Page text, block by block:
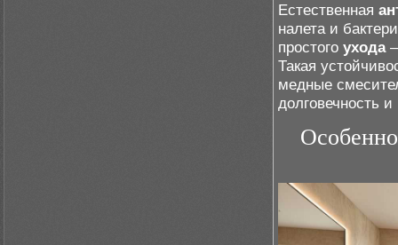
Естественная
налета и
простого ухода–
Такая
медные
долговечность и